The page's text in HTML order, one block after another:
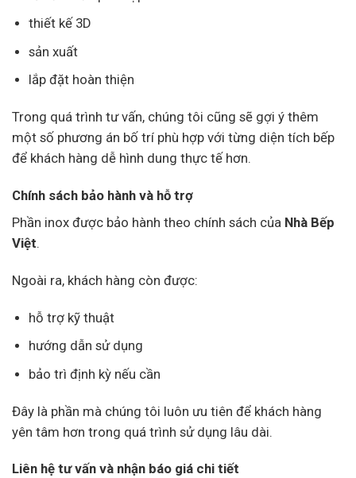
thiết kế 3D
sản xuất
lắp đặt hoàn thiện
Trong quá trình tư vấn, chúng tôi cũng sẽ gợi ý thêm
một số phương án bố trí phù hợp với từng diện tích bếp
để khách hàng dễ hình dung thực tế hơn.
Chính sách bảo hành và hỗ trợ
Phần inox được bảo hành theo chính sách của Nhà Bếp
Việt.
Ngoài ra, khách hàng còn được:
hỗ trợ kỹ thuật
hướng dẫn sử dụng
bảo trì định kỳ nếu cần
Đây là phần mà chúng tôi luôn ưu tiên để khách hàng
yên tâm hơn trong quá trình sử dụng lâu dài.
Liên hệ tư vấn và nhận báo giá chi tiết